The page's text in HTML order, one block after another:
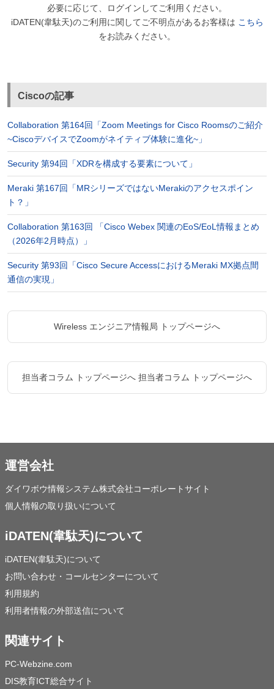
必要に応じて、ログインしてご利用ください。
iDATEN(韋駄天)のご利用に関してご不明点があるお客様は こちら
をお読みください。
Ciscoの記事
Collaboration 第164回「Zoom Meetings for Cisco Roomsのご紹介
~CiscoデバイスでZoomがネイティブ体験に進化~」
Security 第94回「XDRを構成する要素について」
Meraki 第167回「MRシリーズではないMerakiのアクセスポイン
ト？」
Collaboration 第163回 「Cisco Webex 関連のEoS/EoL情報まとめ
（2026年2月時点）」
Security 第93回「Cisco Secure AccessにおけるMeraki MX拠点間
通信の実現」
Wireless エンジニア情報局 トップページへ
担当者コラム トップページへ 担当者コラム トップページへ
運営会社
ダイワボウ情報システム株式会社コーポレートサイト
個人情報の取り扱いについて
iDATEN(韋駄天)について
iDATEN(韋駄天)について
お問い合わせ・コールセンターについて
利用規約
利用者情報の外部送信について
関連サイト
PC-Webzine.com
DIS教育ICT総合サイト